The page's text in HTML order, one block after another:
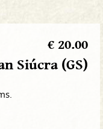
€ 20.00
Siúcra (GS)